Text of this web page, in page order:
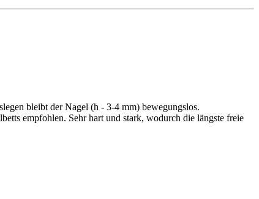
bleibt der Nagel (h - 3-4 mm) bewegungslos.
empfohlen. Sehr hart und stark, wodurch die längste freie